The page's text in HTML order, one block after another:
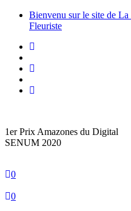
Bienvenu sur le site de
Fleuriste
1er Prix Amazones du Digital
SENUM 2020
0
0